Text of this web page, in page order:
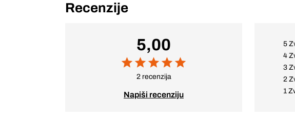
Recenzije
5,00
2 recenzija
Napiši recenziju
5
4
3
2
1